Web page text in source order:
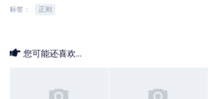
标签： 正则
您可能还喜欢...